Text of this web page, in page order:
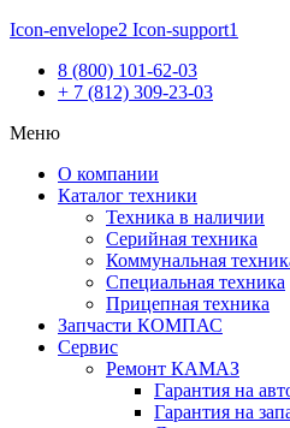
Icon-envelope2 Icon-support1
8 (800) 101-62-03
+ 7 (812) 309-23-03
Меню
О компании
Каталог техники
Техника в наличии
Серийная техника
Коммунальная
Специальная техника
Прицепная техника
Запчасти КОМПАС
Сервис
Ремонт КАМАЗ
Гарантия на
Гарантия на